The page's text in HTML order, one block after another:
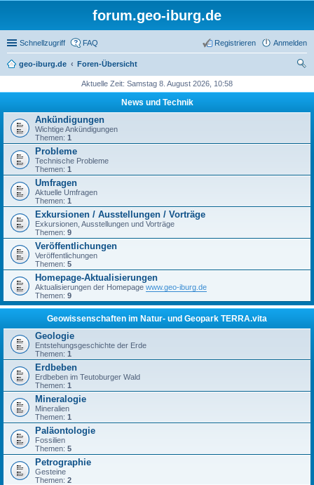
forum.geo-iburg.de
Schnellzugriff FAQ Anmelden
Registrieren
geo-iburg.de
Foren-Übersicht
Aktuelle Zeit: Samstag 8. August 2026, 10:58
News und Technik
Ankündigungen
Wichtige Ankündigungen
Themen: 1
Probleme
Technische Probleme
Themen: 1
Umfragen
Aktuelle Umfragen
Themen: 1
Exkursionen / Ausstellungen / Vorträge
Exkursionen, Ausstellungen und Vorträge
Themen: 9
Veröffentlichungen
Veröffentlichungen
Themen: 5
Homepage-Aktualisierungen
Aktualisierungen der Homepage www.geo-iburg.de
Themen: 9
Geowissenschaften im Natur- und Geopark TERRA.vita
Geologie
Entstehungsgeschichte der Erde
Themen: 1
Erdbeben
Erdbeben im Teutoburger Wald
Themen: 1
Mineralogie
Mineralien
Themen: 1
Paläontologie
Fossilien
Themen: 5
Petrographie
Gesteine
Themen: 2